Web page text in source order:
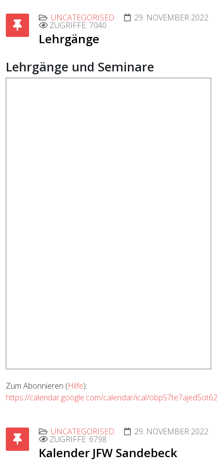
UNCATEGORISED 29. NOVEMBER 2022
ZUGRIFFE: 7040
Lehrgänge
Lehrgänge und Seminare
Zum Abonnieren (Hilfe):
https://calendar.google.com/calendar/ical/
UNCATEGORISED 29. NOVEMBER 2022
ZUGRIFFE: 6798
Kalender JFW Sandebeck